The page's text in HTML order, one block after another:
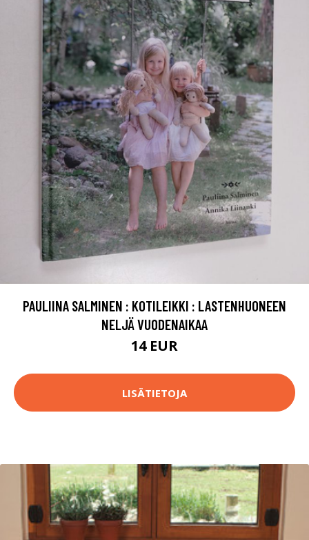
PAULIINA SALMINEN : KOTILEIKKI : LASTENHUONEEN
NELJÄ VUODENAIKAA
14 EUR
LISÄTIETOJA